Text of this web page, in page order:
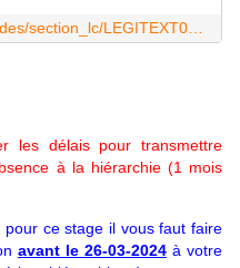
les délais pour transmettre
à la hiérarchie (1 mois
ce stage il vous faut faire
avant le 26-03-2024 à votre